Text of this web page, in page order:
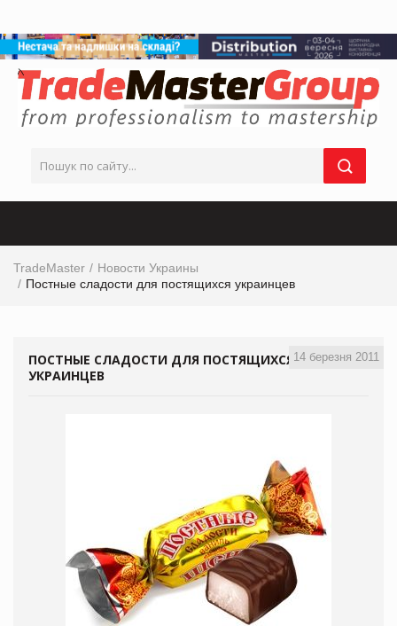
TradeMaster
Новости Украины
Постные сладости для постящихся украинцев
14 березня 2011
ПОСТНЫЕ СЛАДОСТИ ДЛЯ ПОСТЯЩИХСЯ
УКРАИНЦЕВ